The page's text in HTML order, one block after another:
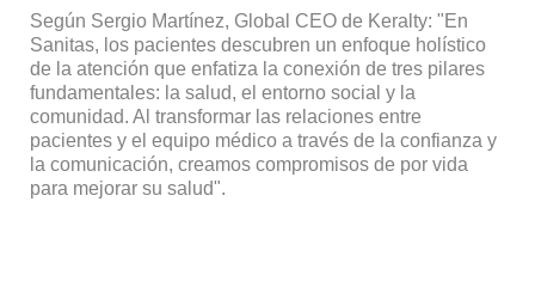
Según Sergio Martínez, Global CEO de Keralty: "En
Sanitas, los pacientes descubren un enfoque holístico
de la atención que enfatiza la conexión de tres pilares
fundamentales: la salud, el entorno social y la
comunidad. Al transformar las relaciones entre
pacientes y el equipo médico a través de la confianza y
la comunicación, creamos compromisos de por vida
para mejorar su salud".